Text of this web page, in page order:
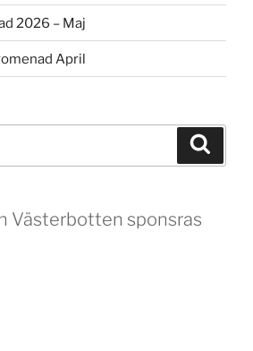
2026 – Maj
April
Västerbotten sponsras